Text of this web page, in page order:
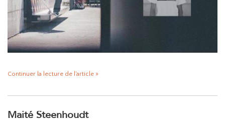
MARQUES
THE EDIT
Continuer la lecture de l'article »
Maité Steenhoudt